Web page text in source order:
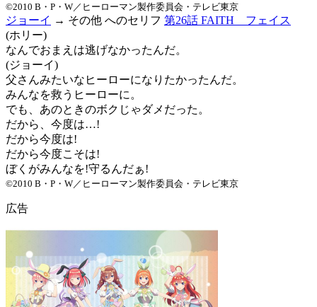
©2010 B・P・W／ヒーローマン製作委員会・テレビ東京
ジョーイ → その他 へのセリフ 第26話 FAITH フェイス
(ホリー)
なんでおまえは逃げなかったんだ。
(ジョーイ)
父さんみたいなヒーローになりたかったんだ。
みんなを救うヒーローに。
でも、あのときのボクじゃダメだった。
だから、今度は…!
だから今度は!
だから今度こそは!
ぼくがみんなを!守るんだぁ!
©2010 B・P・W／ヒーローマン製作委員会・テレビ東京
広告